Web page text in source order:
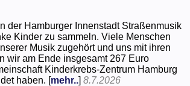
der Hamburger Innenstadt Straßenmusik
Kinder zu sammeln. Viele Menschen
Musik zugehört und uns mit ihren
wir am Ende insgesamt 267 Euro
Kinderkrebs-Zentrum Hamburg
haben. [mehr..]8.7.2026